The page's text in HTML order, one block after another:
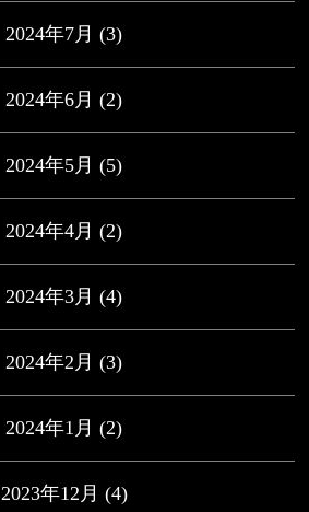
2024年7月 (3)
2024年6月 (2)
2024年5月 (5)
2024年4月 (2)
2024年3月 (4)
2024年2月 (3)
2024年1月 (2)
2023年12月 (4)